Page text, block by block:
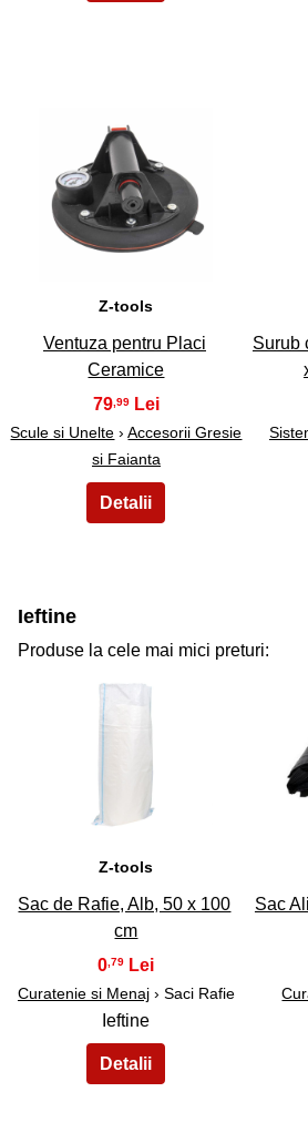
29
Z-tools
Ventuza pentru Placi
Ceramice
79,99
Scule si Unelte ›Accesorii Gresie
si Faianta
Surub
Ieftine
Produse la cele mai mici preturi:
Z-tools
Sac de Rafie, Alb, 50 x 100
cm
0,79
Curatenie si Menaj› Saci Rafie
Ieftine
Sac